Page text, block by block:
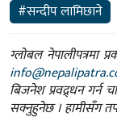
#सन्दीप लामिछाने
ग्लोबल नेपालीपत्रमा
बिजनेश प्रवद्र्धन गर्न
सक्नुहुनेछ । हामीसँग